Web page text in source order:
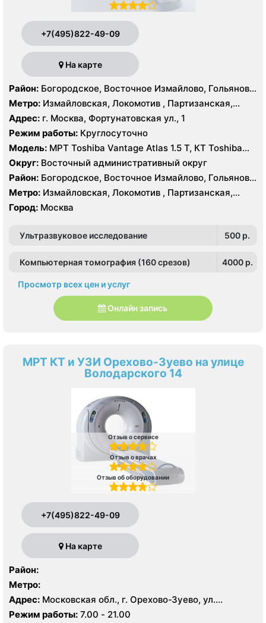
+7(495)822-49-09
На карте
Район: Богородское, Восточное Измайлово, Гольяново,
Измайлово, Соколиная Гора
Метро: Измайловская, Локомотив , Партизанская,
Преображенская площадь, Черкизовская
Адрес: г. Москва, Фортунатовская ул., 1
Режим работы: Круглосуточно
Модель: МРТ Toshiba Vantage Atlas 1.5 Т, КТ Toshiba
Aquilion Prime 160 срезов, Toshiba Aquilion CXL 128
срезов, Body Tom 32 среза УЗИ GE Voluson E8, GE Vivid
9
Округ: Восточный административный округ
Район: Богородское, Восточное Измайлово, Гольяново,
Измайлово, Соколиная Гора
Метро: Измайловская, Локомотив , Партизанская,
Преображенская площадь, Черкизовская
Город: Москва
Ультразвуковое исследование 500 p.
Компьютерная томография (160 срезов) 4000 p.
Просмотр всех цен и услуг
Онлайн запись
МРТ КТ и УЗИ Орехово-Зуево на улице
Володарского 14
Отзыв о сервисе
Отзыв о врачах
Отзыв об оборудовании
+7(495)822-49-09
На карте
Район:
Метро:
Адрес: Московская обл., г. Орехово-Зуево, ул.
Володарского, 14
Режим работы: 7.00 - 21.00